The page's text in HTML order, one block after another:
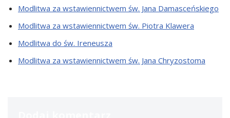
Modlitwa za wstawiennictwem św. Jana Damasceńskiego
Modlitwa za wstawiennictwem św. Piotra Klawera
Modlitwa do św. Ireneusza
Modlitwa za wstawiennictwem św. Jana Chryzostoma